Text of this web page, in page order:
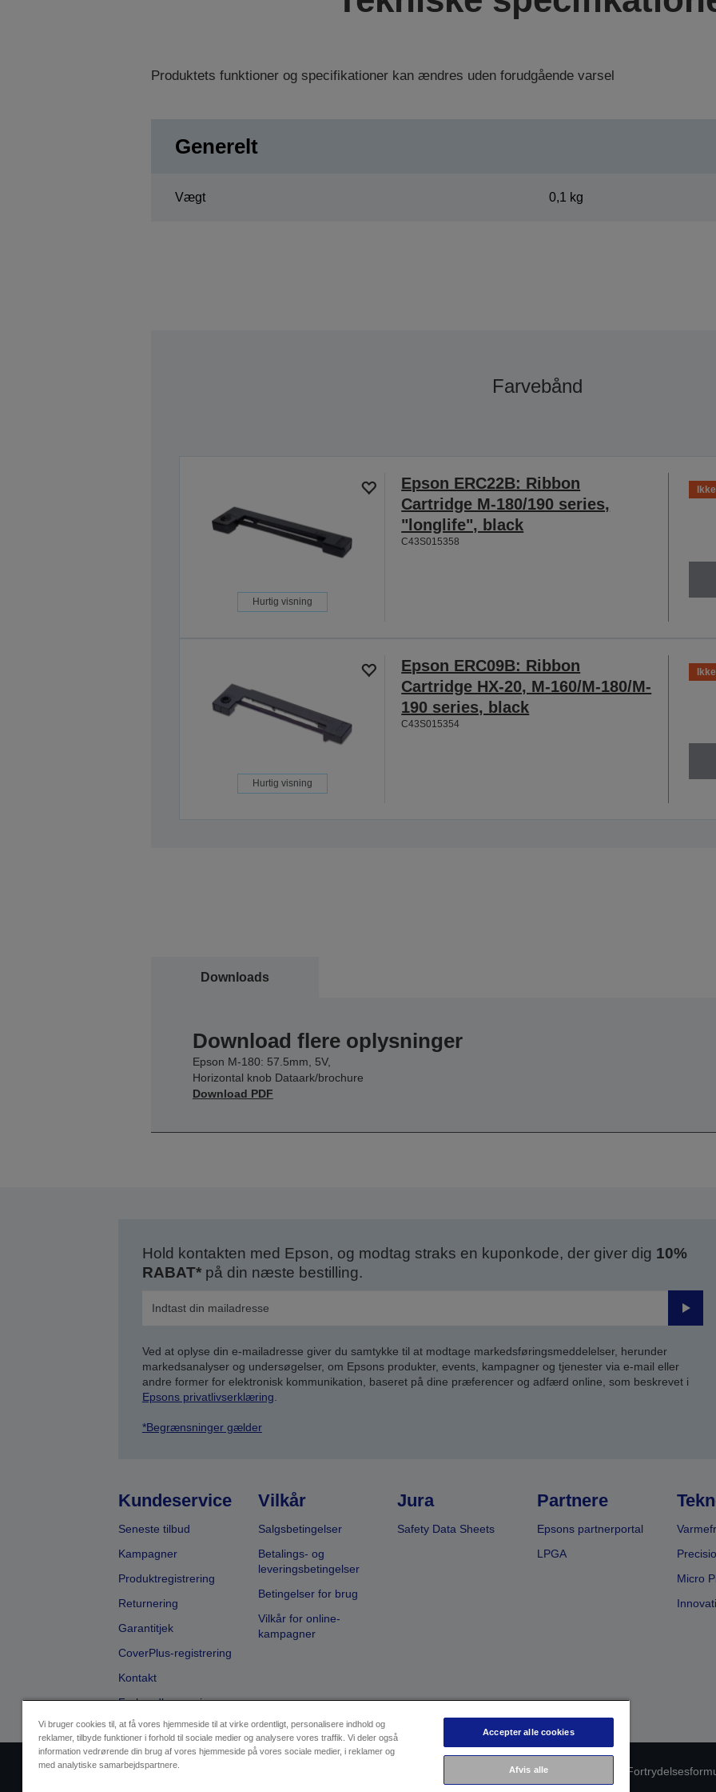
Produktets funktioner og specifikationer kan ændres uden forudgående varsel
Generelt
Vægt 0,1 kg
Farvebånd
Hurtig visning
Epson ERC22B: Ribbon
Cartridge M-180/190 series,
"longlife", black
C43S015358
Hurtig visning
Epson ERC09B: Ribbon
Cartridge HX-20, M-160/M-180/M-
190 series, black
C43S015354
Downloads
Download flere oplysninger
Epson M-180: 57.5mm, 5V,
Horizontal knob Dataark/brochure
Download PDF
Hold kontakten med Epson, og modtag straks en kuponkode, der giver dig 10%
RABAT*på din næste bestilling.
Send
Ved at oplyse din e-mailadresse giver du samtykke til at modtage markedsføringsmeddelelser, herunder
markedsanalyser og undersøgelser, om Epsons produkter, events, kampagner og tjenester via e-mail eller
andre former for elektronisk kommunikation, baseret på dine præferencer og adfærd online, som beskrevet i
Epsons privatlivserklæring
*Begrænsninger gælder
Kundeservice
Seneste tilbud
Kampagner
Produktregistrering
Returnering
Garantitjek
CoverPlus-registrering
Kontakt
Forhandlersøgning
Vilkår
Salgsbetingelser
Betalings- og
leveringsbetingelser
Betingelser for brug
Vilkår for online-
kampagner
Jura
Safety Data Sheets
Partnere
Epsons partnerportal
LPGA
Micro
Databeskyttelseserklæring
Vi bruger cookies til, at få vores hjemmeside til at virke ordentligt, personalisere indhold og
reklamer, tilbyde funktioner i forhold til sociale medier og analysere vores traffik. Vi deler også
information vedrørende din brug af vores hjemmeside på vores sociale medier, i reklamer og
med analytiske samarbejdspartnere.
Accepter alle cookies
Afvis alle